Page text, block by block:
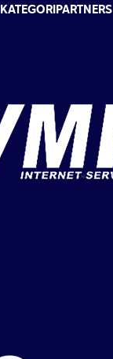
KATEGORIPARTNERS